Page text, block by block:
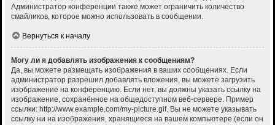
Администратор конференции также может ограничить количество
смайликов, которое можно использовать в сообщении.
Вернуться к началу
Могу ли я добавлять изображения к сообщениям?
Да, вы можете размещать изображения в ваших сообщениях. Если
администратор разрешил добавлять вложения, вы можете загрузить
изображение на конференцию. Если нет, вы должны указать ссылку на
изображение, сохранённое на общедоступном веб-сервере. Пример
ссылки: http://www.example.com/my-picture.gif. Вы не можете указывать
ссылку ни на изображения, хранящиеся на вашем компьютере (если он